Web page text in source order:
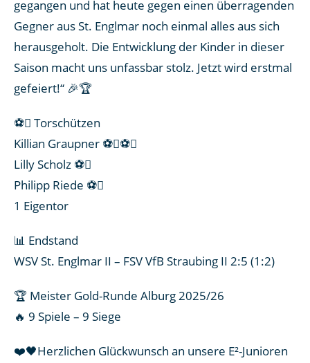
gegangen und hat heute gegen einen überragenden
Gegner aus St. Englmar noch einmal alles aus sich
herausgeholt. Die Entwicklung der Kinder in dieser
Saison macht uns unfassbar stolz. Jetzt wird erstmal
gefeiert!“ 🎉🏆
⚽ Torschützen
Killian Graupner ⚽⚽
Lilly Scholz ⚽
Philipp Riede ⚽
1 Eigentor
📊 Endstand
WSV St. Englmar II – FSV VfB Straubing II 2:5 (1:2)
🏆 Meister Gold-Runde Alburg 2025/26
🔥 9 Spiele – 9 Siege
❤️🖤Herzlichen Glückwunsch an unsere E²-Junioren